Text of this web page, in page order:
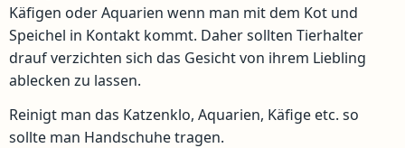
Käfigen oder Aquarien wenn man mit dem Kot und
Speichel in Kontakt kommt. Daher sollten Tierhalter
drauf verzichten sich das Gesicht von ihrem Liebling
ablecken zu lassen.
Reinigt man das Katzenklo, Aquarien, Käfige etc. so
sollte man Handschuhe tragen.